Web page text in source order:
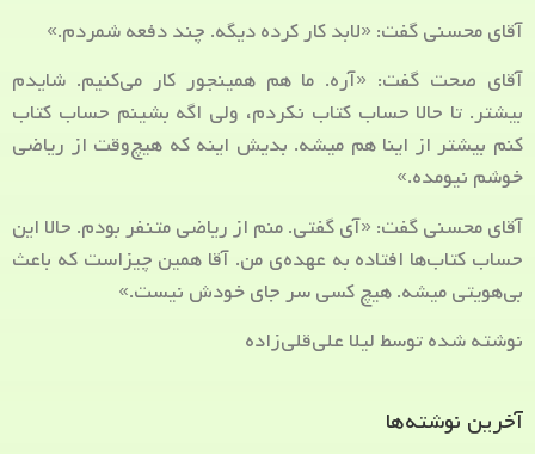
آقای محسنی گفت: «لابد کار کرده دیگه. چند دفعه شمردم.»
آقای صحت گفت: «آره. ما هم همینجور کار می‌کنیم. شایدم
بیشتر. تا حالا حساب کتاب نکردم، ولی اگه بشینم حساب کتاب
کنم بیشتر از اینا هم میشه. بدیش اینه که هیچ‌وقت از ریاضی
خوشم نیومده.»
آقای محسنی گفت: «آی گفتی. منم از ریاضی متنفر بودم. حالا این
حساب کتاب‌ها افتاده به عهده‌ی من. آقا همین چیزاست که باعث
بی‌هویتی میشه. هیچ کسی سر جای خودش نیست.»
نوشته شده توسط لیلا علی‌قلی‌زاده
آخرین نوشته‌ها